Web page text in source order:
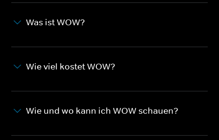
Was ist WOW?
Wie viel kostet WOW?
Wie und wo kann ich WOW schauen?